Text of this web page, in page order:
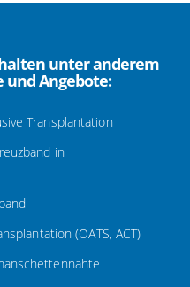
unter anderem
und Angebote:
Transplantation
in
(OATS, ACT)